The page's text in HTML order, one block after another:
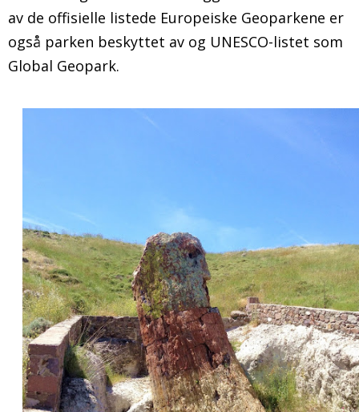
av de offisielle listede Europeiske Geoparkene er
også parken beskyttet av og UNESCO-listet som
Global Geopark.